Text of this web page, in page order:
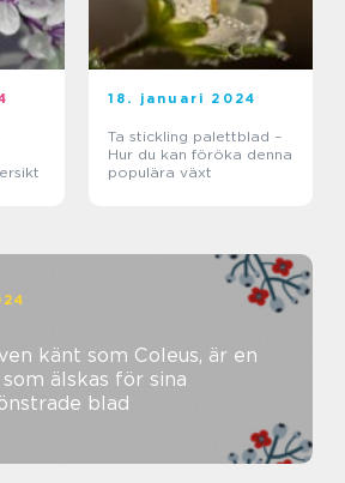
18. januari 2024
Ta stickling palettblad –
Hur du kan föröka denna
populära växt
känt som Coleus, är en
älskas för sina
blad